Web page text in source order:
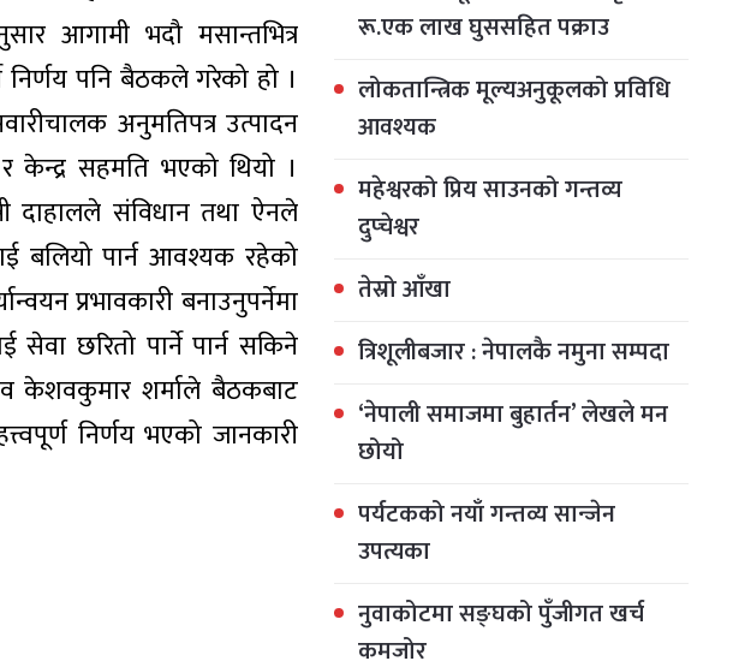
आगामी भदौ मसान्तभित्र
पनि बैठकले गरेको हो ।
अनुमतिपत्र उत्पादन
केन्द्र सहमति भएको थियो ।
दाहालले संविधान तथा ऐनले
बलियो पार्न आवश्यक रहेको
प्रभावकारी बनाउनुपर्नेमा
सेवा छरितो पार्ने पार्न सकिने
केशवकुमार शर्माले बैठकबाट
निर्णय भएको जानकारी
रू.एक लाख घुससहित पक्राउ
लोकतान्त्रिक मूल्यअनुकूलको प्रविधि
आवश्यक
महेश्वरको प्रिय साउनको गन्तव्य
दुप्चेश्वर
तेस्रो आँखा
त्रिशूलीबजार : नेपालकै नमुना सम्पदा
‘नेपाली समाजमा बुहार्तन’ लेखले मन
छोयो
पर्यटकको नयाँ गन्तव्य सान्जेन
उपत्यका
नुवाकोटमा सङ्घको पुँजीगत खर्च
कमजोर